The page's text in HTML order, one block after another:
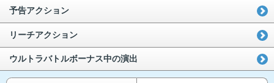
予告アクション
リーチアクション
ウルトラバトルボーナス中の演出